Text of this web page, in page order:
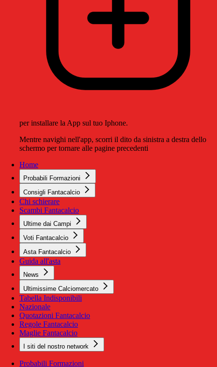
per installare la App sul tuo Iphone.
Mentre navighi nell'app, scorri il dito da sinistra a destra dello
schermo per tornare alle pagine precedenti
Home
Probabili Formazioni
Consigli Fantacalcio
Chi schierare
Scambi Fantacalcio
Ultime dai Campi
Voti Fantacalcio
Asta Fantacalcio
Guida all'asta
News
Ultimissime Calciomercato
Tabella Indisponibili
Nazionale
Quotazioni Fantacalcio
Regole Fantacalcio
Maglie Fantacalcio
I siti del nostro network
Probabili Formazioni